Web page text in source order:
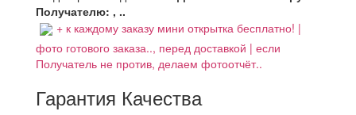
Получателю: , ..
+ к каждому заказу мини открытка бесплатно! |
фото готового заказа.., перед доставкой | если
Получатель не против, делаем фотоотчёт..
Гарантия Качества